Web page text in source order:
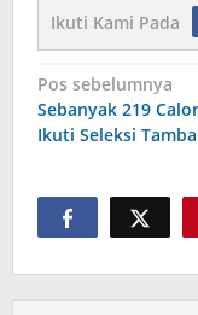
Ikuti Kami Pada
Navigasi
pos
Pos sebelumnya
Sebanyak 219
Ikuti Seleksi